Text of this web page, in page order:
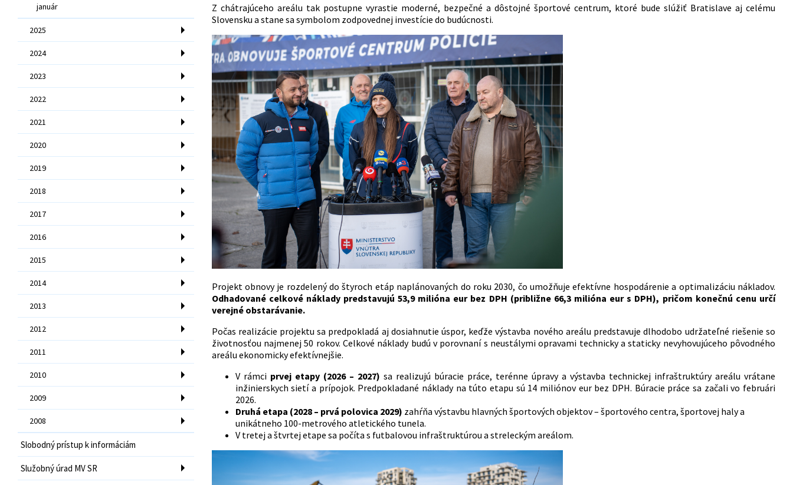
január
2025
2024
2023
2022
2021
2020
2019
2018
2017
2016
2015
2014
2013
2012
2011
2010
2009
2008
Slobodný prístup k informáciám
Služobný úrad MV SR
Z chátrajúceho areálu tak postupne vyrastie moderné, bezpečné a dôstojné športové centrum, ktoré bude slúžiť Bratislave aj celému
Slovensku a stane sa symbolom zodpovednej investície do budúcnosti.
Projekt obnovy je rozdelený do štyroch etáp naplánovaných do roku 2030, čo umožňuje efektívne hospodárenie a optimalizáciu nákladov.
Odhadované celkové náklady predstavujú 53,9 milióna eur bez DPH (približne 66,3 milióna eur s DPH), pričom konečnú cenu určí
verejné obstarávanie.
Počas realizácie projektu sa predpokladá aj dosiahnutie úspor, keďže výstavba nového areálu predstavuje dlhodobo udržateľné riešenie so
životnosťou najmenej 50 rokov. Celkové náklady budú v porovnaní s neustálymi opravami technicky a staticky nevyhovujúceho pôvodného
areálu ekonomicky efektívnejšie.
V rámci prvej etapy (2026 – 2027) sa realizujú búracie práce, terénne úpravy a výstavba technickej infraštruktúry areálu vrátane
inžinierskych sietí a prípojok. Predpokladané náklady na túto etapu sú 14 miliónov eur bez DPH. Búracie práce sa začali vo februári
2026.
Druhá etapa (2028 – prvá polovica 2029) zahŕňa výstavbu hlavných športových objektov – športového centra, športovej haly a
unikátneho 100-metrového atletického tunela.
V tretej a štvrtej etape sa počíta s futbalovou infraštruktúrou a streleckým areálom.